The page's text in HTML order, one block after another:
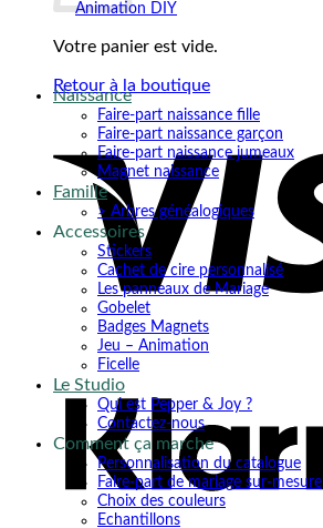
Votre panier est vide.
Retour à la boutique
Animation DIY
Naissance
Faire-part naissance fille
Faire-part naissance garçon
Faire-part naissance jumeaux
Magnet naissance
Famille
> Arbres généalogiques
Accessoires
Stickers
Cachet de cire personnalisé
Les panneaux de Mariage
Gobelet
Badges Magnets
Jeu – Animation
Ficelle
Le Studio
Qui est Pepper & Joy ?
Contactez-nous
Comment ça marche
Personnalisation du catalogue
Faire-part de mariage sur-mesure
Choix des couleurs
Echantillons